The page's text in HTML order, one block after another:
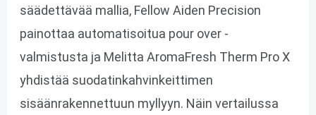
säädettävää mallia, Fellow Aiden Precision
painottaa automatisoitua pour over -
valmistusta ja Melitta AromaFresh Therm Pro X
yhdistää suodatinkahvinkeittimen
sisäänrakennettuun myllyyn. Näin vertailussa